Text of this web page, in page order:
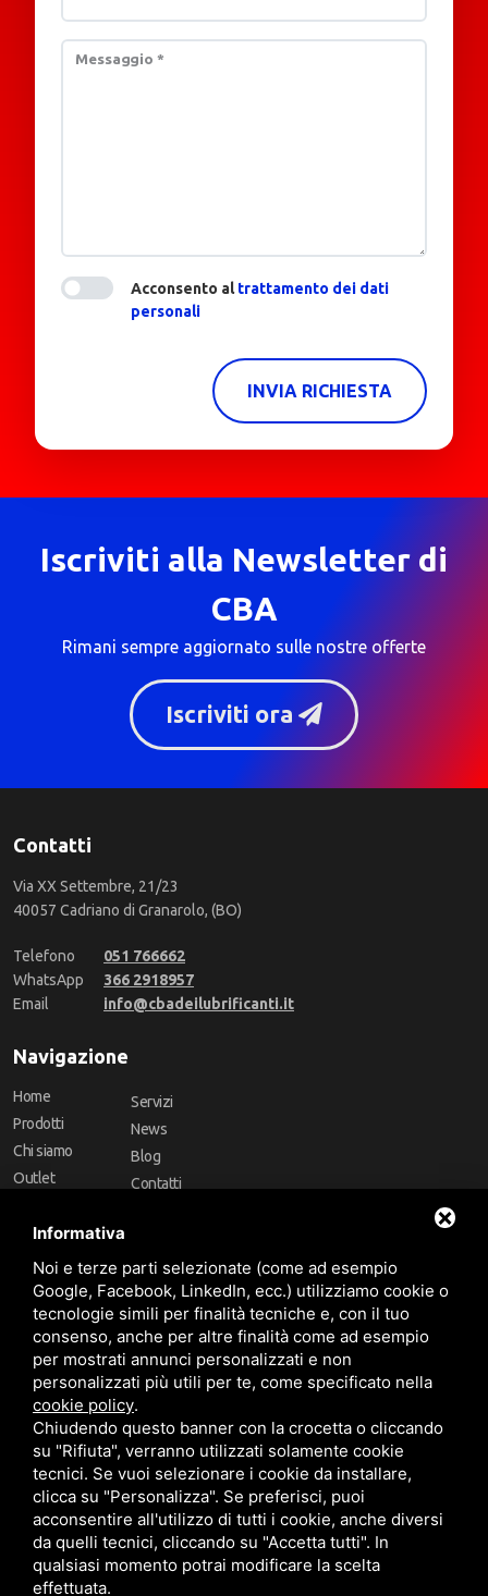
Messaggio *
Acconsento altrattamento dei dati
personali
INVIA RICHIESTA
Iscriviti alla Newsletter di
CBA
Rimani sempre aggiornato sulle nostre offerte
Iscriviti ora
Contatti
Via XX Settembre, 21/23
40057 Cadriano di Granarolo, (BO)
Telefono
051 766662
WhatsApp
366 2918957
Email
info@cbadeilubrificanti.it
Navigazione
Home
Prodotti
Chi siamo
Outlet
Marchi
Servizi
News
Blog
Contatti
Follow Us
Area riservata
CBA dei Lubrificanti Spa - P. IVA 00624811204 - Codice fiscale 03472740376
R.E.A. n° 293659 - REG. IMPRESE BO Capitale Sociale €. 120.000 int. versati -
Sitemap Questo sito è protetto da Google reCAPTCHA v3,
Informativa
Noi e terze parti selezionate (come ad esempio
Google, Facebook, LinkedIn, ecc.) utilizziamo cookie o
tecnologie simili per finalità tecniche e, con il tuo
consenso, anche per altre finalità come ad esempio
per mostrati annunci personalizzati e non
personalizzati più utili per te, come specificato nella
cookie policy.
Chiudendo questo banner con la crocetta o cliccando
su "Rifiuta", verranno utilizzati solamente cookie
tecnici. Se vuoi selezionare i cookie da installare,
clicca su "Personalizza". Se preferisci, puoi
acconsentire all'utilizzo di tutti i cookie, anche diversi
da quelli tecnici, cliccando su "Accetta tutti". In
qualsiasi momento potrai modificare la scelta
effettuata.